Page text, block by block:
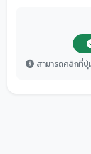
สามารถคลิกที่ปุ่